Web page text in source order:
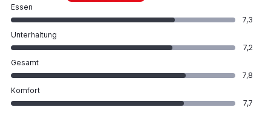
Essen
7,3
Unterhaltung
7,2
Gesamt
7,8
Komfort
7,7